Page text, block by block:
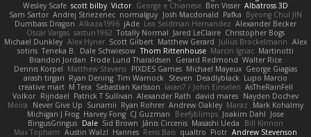
Wesley Scafe scott bilby Victor George e Chianese Ben Visser Albatross 3D
Sam Sartor Andrej Striezenec normalguy Josh Macdonald Pafka Byeong Chul JIN
Dumbass Dragon Alkaza1996 jAde Lea Seidman Hernandez Alexander Becker
Oscar Vargas sastun1962 Totally Normal Jared LeClaire Christopher Bogs
Michael Dunkley Alex Hyner Scott Gilbert Matthew Gerard Julius Brockelmann Alex
sotiris Teneka B. Dale Schwiesow Thom Rittenhouse Marcin Ignac Martinotti
Brandon Jordan Frode Lund Tharaldsen Gerard Redmond Walter Rice
Dennis Korpel Matthew Stevens PIXDES Games Michael Mayeux George Giagias
arash tirgari Ryan Dening Tim Warnock Steven Deadlyblack Lupo Marcio
creative mart M Tera Sebastian Karlsson Iaian7 / John Einselen AsTheRainFell
Volkor Rijndael Patrick T Sullivan Alexander Rath david mares Nayden Dochev
Moira
Never Give Up Sunamii Ryan Rohrer Andrew Oakley Maraz
Mark Kohalmy
Michigan J Frog Harvey Fong CJ Guzman Beefyblimps Joakim Dahl Jose
BingusGringus Dale Sid Brown Jānis Circenis Masashi Ueda
Bill Kinnon
Max Topham Austin Walzl Hannes Rens Bais qualtro Piotr Andrew Stevenson